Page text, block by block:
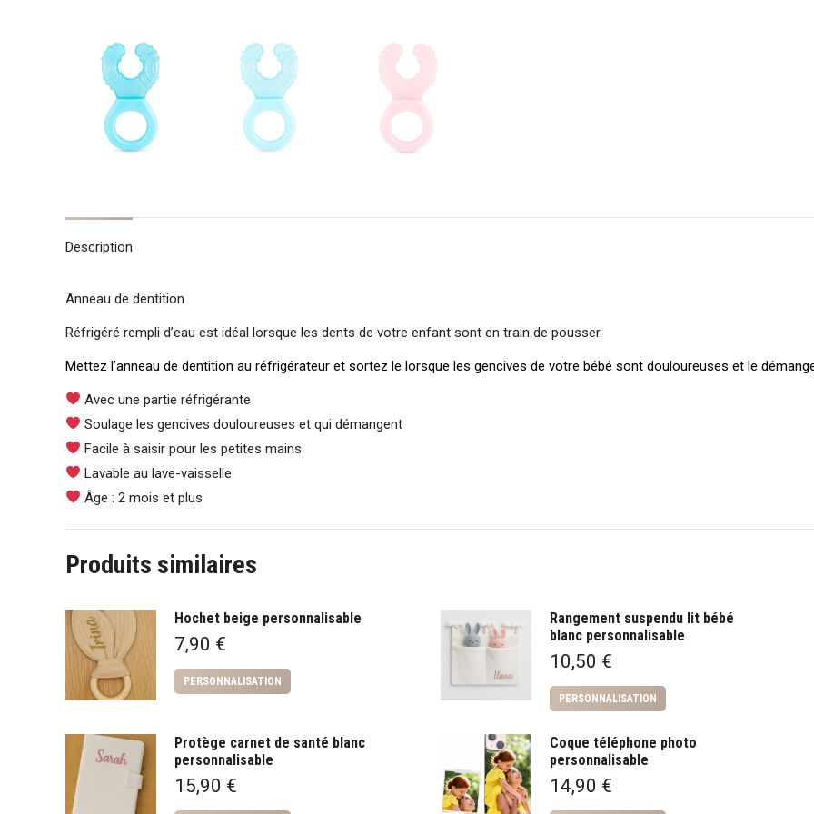
Description
Anneau de dentition
Réfrigéré rempli d’eau est idéal lorsque les dents de votre enfant sont en train de pousser.
Mettez l’anneau de dentition au réfrigérateur et sortez le lorsque les gencives de votre bébé sont douloureuses et le
Avec une partie réfrigérante
Soulage les gencives douloureuses et qui démangent
Facile à saisir pour les petites mains
Lavable au lave-vaisselle
Âge : 2 mois et plus
Produits similaires
Hochet beige personnalisable
7,90 €
PERSONNALISATION
Rangement suspendu lit bébé
blanc personnalisable
10,50 €
PERSONNALISATION
Protège carnet de santé blanc
personnalisable
15,90 €
Coque téléphone photo
personnalisable
14,90 €